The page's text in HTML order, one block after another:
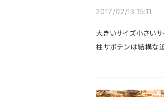
2017/02/13 15:11
大きいサイズ小さい
柱サボテンは結構な
ております！！こちら